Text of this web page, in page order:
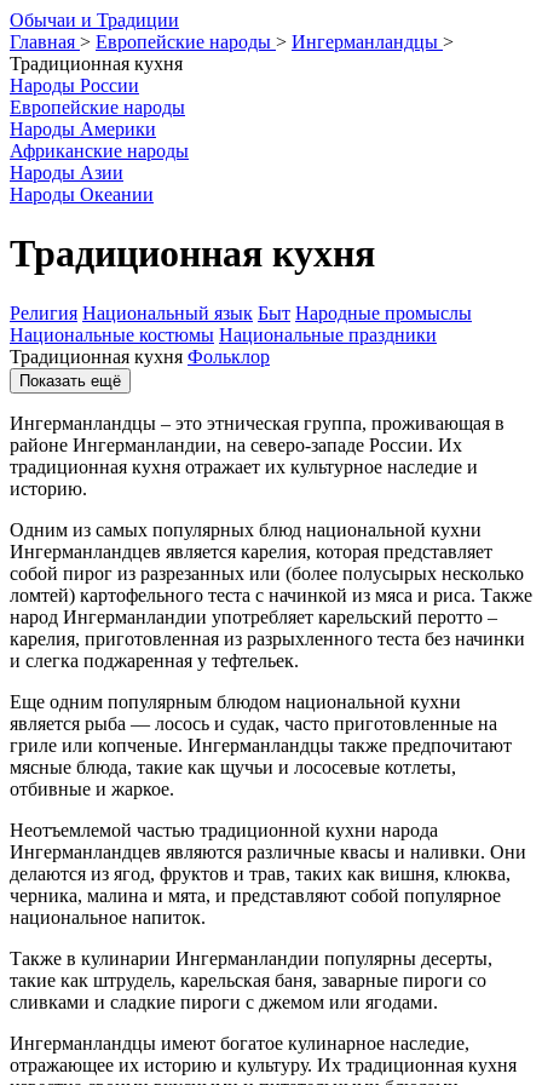
Обычаи и Традиции
Главная > Европейские народы > Ингерманландцы >
Традиционная кухня
Народы России
Европейские народы
Народы Америки
Африканские народы
Народы Азии
Народы Океании
Традиционная кухня
Религия Национальный язык Быт Народные промыслы
Национальные костюмы Национальные праздники
Традиционная кухня Фольклор
Показать ещё
Ингерманландцы – это этническая группа, проживающая в
районе Ингерманландии, на северо-западе России. Их
традиционная кухня отражает их культурное наследие и
историю.
Одним из самых популярных блюд национальной кухни
Ингерманландцев является карелия, которая представляет
собой пирог из разрезанных или (более полусырых несколько
ломтей) картофельного теста с начинкой из мяса и риса. Также
народ Ингерманландии употребляет карельский перотто –
карелия, приготовленная из разрыхленного теста без начинки
и слегка поджаренная у тефтельек.
Еще одним популярным блюдом национальной кухни
является рыба — лосось и судак, часто приготовленные на
гриле или копченые. Ингерманландцы также предпочитают
мясные блюда, такие как щучьи и лососевые котлеты,
отбивные и жаркое.
Неотъемлемой частью традиционной кухни народа
Ингерманландцев являются различные квасы и наливки. Они
делаются из ягод, фруктов и трав, таких как вишня, клюква,
черника, малина и мятa, и представляют собой популярное
национальное напиток.
Также в кулинарии Ингерманландии популярны десерты,
такие как штрудель, карельская баня, заварные пироги со
сливками и сладкие пироги с джемом или ягодами.
Ингерманландцы имеют богатое кулинарное наследие,
отражающее их историю и культуру. Их традиционная кухня